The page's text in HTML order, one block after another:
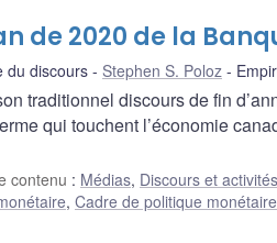
de 2020 de la
du discours Stephen S. Poloz
traditionnel discours de fin
qui touchent l’économie
contenu : Médias, Discours et
, Cadre de politique monétaire